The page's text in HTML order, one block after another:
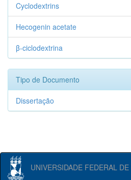
Cyclodextrins
Hecogenin acetate
β-ciclodextrina
Tipo de Documento
Dissertação
UNIVERSIDADE FEDERAL